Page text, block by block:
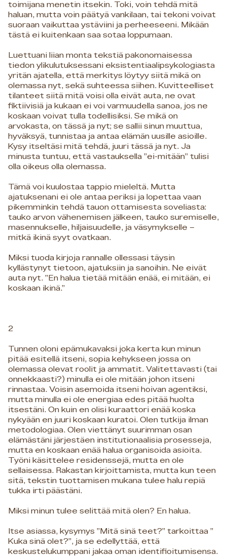
toimijana menetin itsekin. Toki, voin tehdä mitä
haluan, mutta voin päätyä vankilaan, tai tekoni voivat
suoraan vaikuttaa ystäviini ja perheeseeni. Mikään
tästä ei kuitenkaan saa sotaa loppumaan.
Luettuani liian monta tekstiä pakonomaisessa
tiedon ylikulutuksessani eksistentiaalipsykologiasta
yritän ajatella, että merkitys löytyy siitä mikä on
olemassa nyt, sekä suhteessa siihen. Kuvitteelliset
tilanteet siitä mitä voisi olla eivät auta, ne ovat
fiktiivisiä ja kukaan ei voi varmuudella sanoa, jos ne
koskaan voivat tulla todellisiksi. Se mikä on
arvokasta, on tässä ja nyt; se sallii sinun muuttua,
hyväksyä, tunnistaa ja antaa elämän uusille asioille.
Kysy itseltäsi mitä tehdä, juuri tässä ja nyt. Ja
minusta tuntuu, että vastauksella ”ei-mitään” tulisi
olla oikeus olla olemassa.
Tämä voi kuulostaa tappio mieleltä. Mutta
ajatuksenani ei ole antaa periksi ja lopettaa vaan
pikemminkin tehdä tauon ottamisesta soveliasta:
tauko arvon vähenemisen jälkeen, tauko suremiselle,
masennukselle, hiljaisuudelle, ja väsymykselle –
mitkä ikinä syyt ovatkaan.
Miksi tuoda kirjoja rannalle ollessasi täysin
kyllästynyt tietoon, ajatuksiin ja sanoihin. Ne eivät
auta nyt. ”En halua tietää mitään enää, ei mitään, ei
koskaan ikinä.”
2
Tunnen oloni epämukavaksi joka kerta kun minun
pitää esitellä itseni, sopia kehykseen jossa on
olemassa olevat roolit ja ammatit. Valitettavasti (tai
onnekkaasti?) minulla ei ole mitään johon itseni
rinnastaa. Voisin asemoida itseni hoivan agentiksi,
mutta minulla ei ole energiaa edes pitää huolta
itsestäni. On kuin en olisi kuraattori enää koska
nykyään en juuri koskaan kuratoi. Olen tutkija ilman
metodologiaa. Olen viettänyt suurimman osan
elämästäni järjestäen institutionaalisia prosesseja,
mutta en koskaan enää halua organisoida asioita.
Työni käsittelee residenssejä, mutta en ole
sellaisessa. Rakastan kirjoittamista, mutta kun teen
sitä, tekstin tuottamisen mukana tulee halu repiä
tukka irti päästäni.
Miksi minun tulee selittää mitä olen? En halua.
Itse asiassa, kysymys ”Mitä sinä teet?” tarkoittaa ”
Kuka sinä olet?”, ja se edellyttää, että
keskustelukumppani jakaa oman identifioitumisensa.